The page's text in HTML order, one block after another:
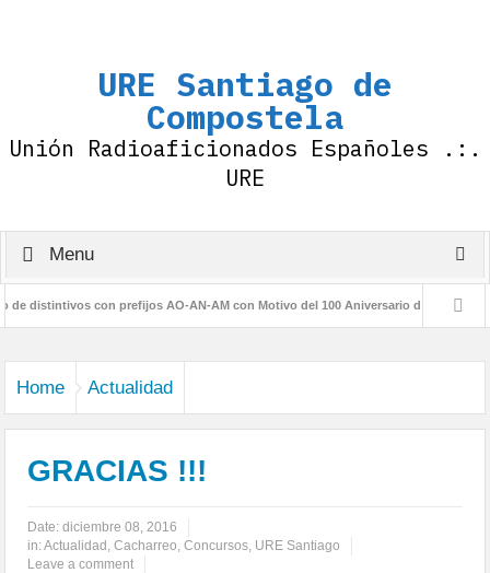
URE Santiago de
Compostela
Unión Radioaficionados Españoles .:.
URE
Menu
con prefijos AO-AN-AM con Motivo del 100 Aniversario de la IARU
Home Actualidad
GRACIAS !!!
Date:diciembre 08, 2016
in:Actualidad ,Cacharreo,Concursos, URE Santiago
Leave a comment